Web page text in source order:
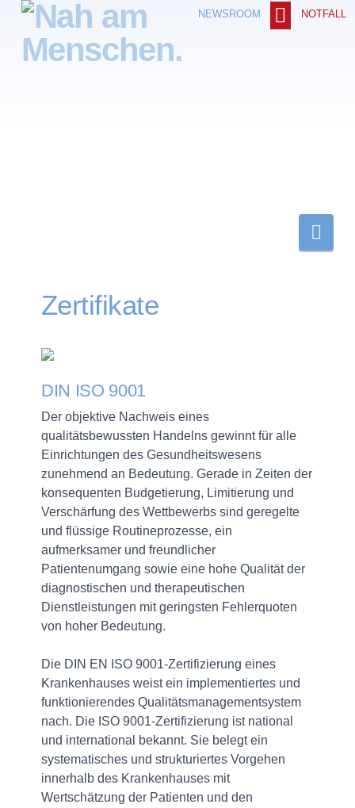
NEWSROOM NOTFALL
Zertifikate
DIN ISO 9001
Der objektive Nachweis eines
qualitätsbewussten Handelns gewinnt für alle
Einrichtungen des Gesundheitswesens
zunehmend an Bedeutung. Gerade in Zeiten der
konsequenten Budgetierung, Limitierung und
Verschärfung des Wettbewerbs sind geregelte
und flüssige Routineprozesse, ein
aufmerksamer und freundlicher
Patientenumgang sowie eine hohe Qualität der
diagnostischen und therapeutischen
Dienstleistungen mit geringsten Fehlerquoten
von hoher Bedeutung.
Die DIN EN ISO 9001-Zertifizierung eines
Krankenhauses weist ein implementiertes und
funktionierendes Qualitätsmanagementsystem
nach. Die ISO 9001-Zertifizierung ist national
und international bekannt. Sie belegt ein
systematisches und strukturiertes Vorgehen
innerhalb des Krankenhauses mit
Wertschätzung der Patienten und den